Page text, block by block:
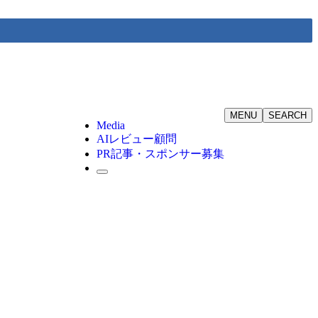
Media
AIレビュー顧問
PR記事・スポンサー募集
SEARCH
MENU